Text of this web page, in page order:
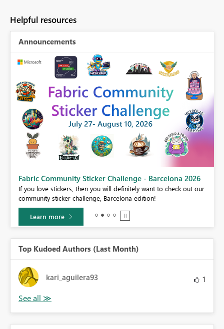
Helpful resources
Announcements
Fabric Community Sticker Challenge - Barcelona 2026
If you love stickers, then you will definitely want to check out our
community sticker challenge, Barcelona edition!
Learn more
Top Kudoed Authors (Last Month)
kari_aguilera93 1